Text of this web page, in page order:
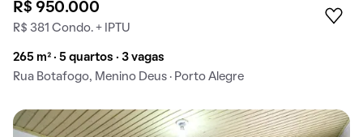
R$ 950.000
R$ 381 Condo. + IPTU
265 m² · 5 quartos · 3 vagas
Rua Botafogo, Menino Deus · Porto Alegre